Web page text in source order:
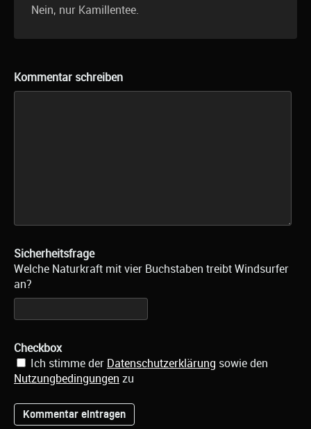
Nein, nur Kamillentee.
Kommentar schreiben
Sicherheitsfrage
Welche Naturkraft mit vier Buchstaben treibt Windsurfer
an?
Checkbox
Ich stimme der Datenschutzerklärung sowie den
Nutzungbedingungen zu